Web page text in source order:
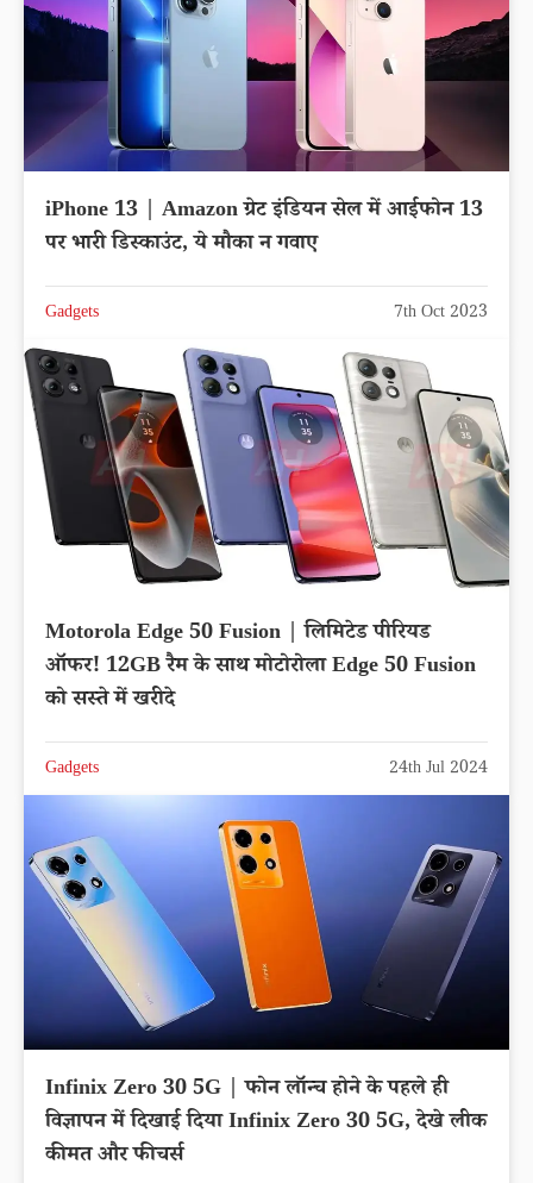
iPhone 13 | Amazon ग्रेट इंडियन सेल में आईफोन 13
पर भारी डिस्काउंट, ये मौका न गवाए
Gadgets 7th Oct 2023
Motorola Edge 50 Fusion | लिमिटेड पीरियड
ऑफर! 12GB रैम के साथ मोटोरोला Edge 50 Fusion
को सस्ते में खरीदे
Gadgets 24th Jul 2024
Infinix Zero 30 5G | फोन लॉन्च होने के पहले ही
विज्ञापन में दिखाई दिया Infinix Zero 30 5G, देखे लीक
कीमत और फीचर्स